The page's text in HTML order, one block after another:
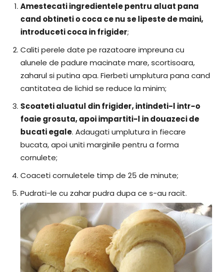
Amestecati ingredientele pentru aluat pana
cand obtineti o coca ce nu se lipeste de maini,
introduceti coca in frigider;
Caliti perele date pe razatoare impreuna cu
alunele de padure macinate mare, scortisoara,
zaharul si putina apa. Fierbeti umplutura pana cand
cantitatea de lichid se reduce la minim;
Scoateti aluatul din frigider, intindeti-l intr-o
foaie grosuta, apoi impartiti-l in douazeci de
bucati egale. Adaugati umplutura in fiecare
bucata, apoi uniti marginile pentru a forma
cornulete;
Coaceti cornuletele timp de 25 de minute;
Pudrati-le cu zahar pudra dupa ce s-au racit.